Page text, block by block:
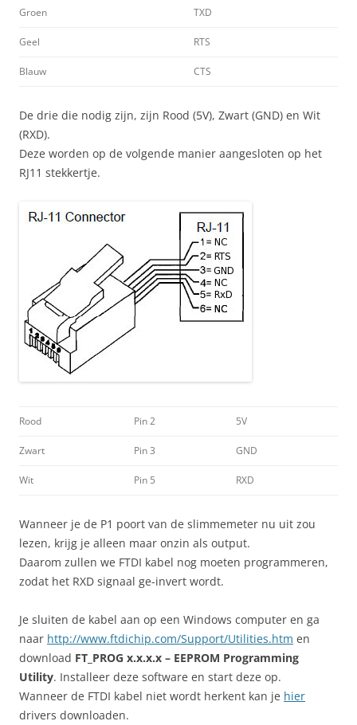
Groen TXD
Geel RTS
Blauw CTS
De drie die nodig zijn, zijn Rood (5V), Zwart (GND) en Wit
(RXD).
Deze worden op de volgende manier aangesloten op het
RJ11 stekkertje.
Rood Pin 2 5V
Zwart Pin 3 GND
Wit Pin 5 RXD
Wanneer je de P1 poort van de slimmemeter nu uit zou
lezen, krijg je alleen maar onzin als output.
Daarom zullen we FTDI kabel nog moeten programmeren,
zodat het RXD signaal ge-invert wordt.
Je sluiten de kabel aan op een Windows computer en ga
naar http://www.ftdichip.com/Support/Utilities.htm en
download FT_PROG x.x.x.x – EEPROM Programming
Utility. Installeer deze software en start deze op.
Wanneer de FTDI kabel niet wordt herkent kan je hier
drivers downloaden.